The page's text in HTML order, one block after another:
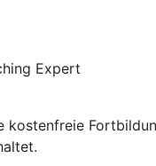
kostenfreie